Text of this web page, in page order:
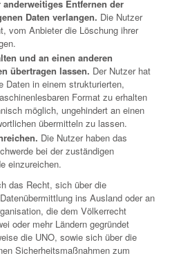
Entfernen der
Daten verlangen. Die Nutzer
vom Anbieter die Löschung ihrer
und an einen anderen
übertragen lassen. Der Nutzer hat
Daten in einem strukturierten,
Format zu erhalten
möglich, ungehindert an einen
übermitteln zu lassen.
Die Nutzer haben das
bei der zuständigen
einzureichen.
das Recht, sich über die
ins Ausland oder an
die dem Völkerrecht
oder mehr Ländern gegründet
die UNO, sowie sich über die
Sicherheitsmaßnahmen zum